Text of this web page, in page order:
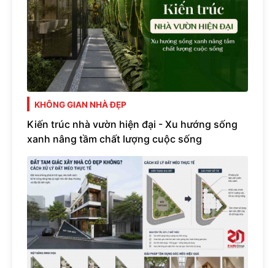
KHÔNG GIAN NHÀ ĐẸP
Kiến trúc nhà vườn hiện đại - Xu hướng sống
xanh nâng tầm chất lượng cuộc sống